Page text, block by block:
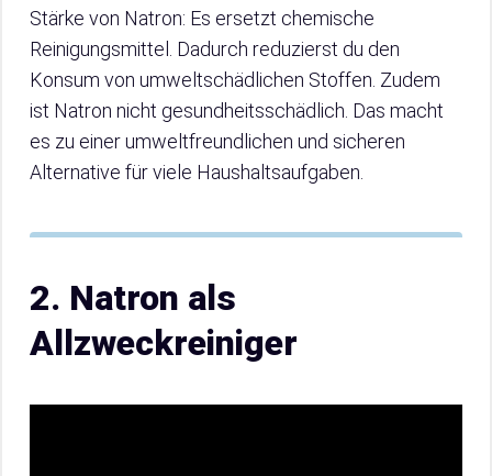
Stärke von Natron: Es ersetzt chemische
Reinigungsmittel. Dadurch reduzierst du den
Konsum von umweltschädlichen Stoffen. Zudem
ist Natron nicht gesundheitsschädlich. Das macht
es zu einer umweltfreundlichen und sicheren
Alternative für viele Haushaltsaufgaben.
2. Natron als
Allzweckreiniger